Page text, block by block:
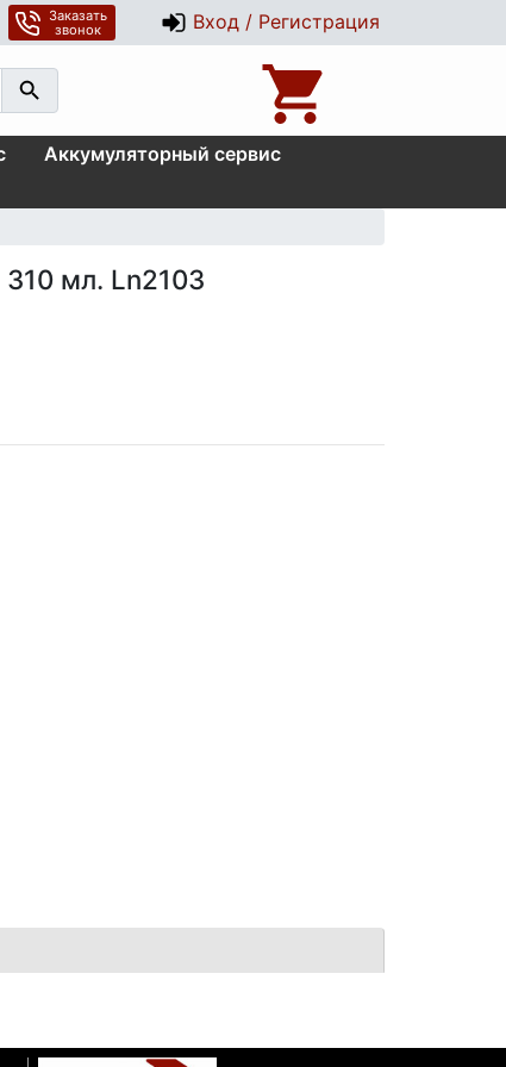
Заказать
звонок
Вход / Регистрация
Аккумуляторный сервис
мл. Ln2103